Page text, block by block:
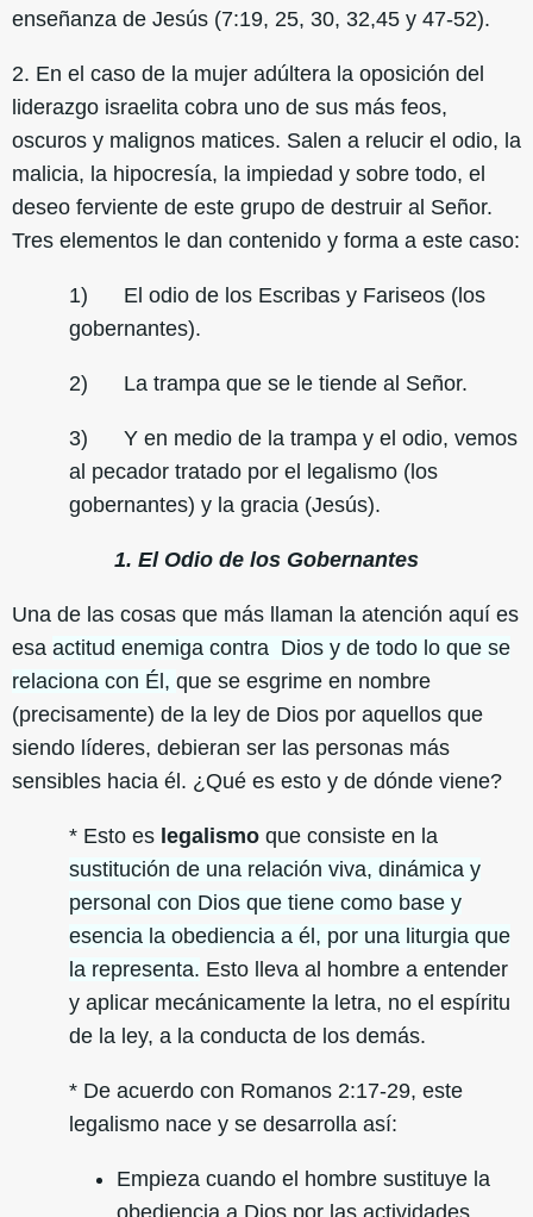
enseñanza de Jesús (7:19, 25, 30, 32,45 y 47-52).
2. En el caso de la mujer adúltera la oposición del
liderazgo israelita cobra uno de sus más feos,
oscuros y malignos matices. Salen a relucir el odio, la
malicia, la hipocresía, la impiedad y sobre todo, el
deseo ferviente de este grupo de destruir al Señor.
Tres elementos le dan contenido y forma a este caso:
1) El odio de los Escribas y Fariseos (los
gobernantes).
2) La trampa que se le tiende al Señor.
3) Y en medio de la trampa y el odio, vemos
al pecador tratado por el legalismo (los
gobernantes) y la gracia (Jesús).
1. El Odio de los Gobernantes
Una de las cosas que más llaman la atención aquí es
esa actitud enemiga contra Dios y de todo lo que se
relaciona con Él, que se esgrime en nombre
(precisamente) de la ley de Dios por aquellos que
siendo líderes, debieran ser las personas más
sensibles hacia él. ¿Qué es esto y de dónde viene?
* Esto es legalismo que consiste en la
sustitución de una relación viva, dinámica y
personal con Dios que tiene como base y
esencia la obediencia a él, por una liturgia que
la representa. Esto lleva al hombre a entender
y aplicar mecánicamente la letra, no el espíritu
de la ley, a la conducta de los demás.
* De acuerdo con Romanos 2:17-29, este
legalismo nace y se desarrolla así:
Empieza cuando el hombre sustituye la